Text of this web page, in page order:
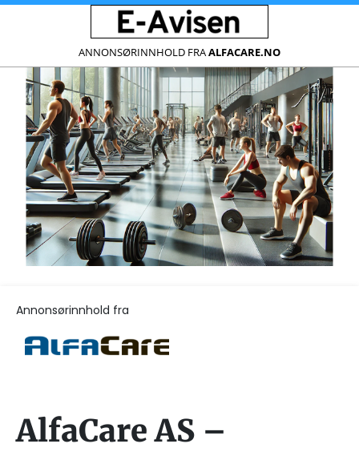
ANNONSØRINNHOLD FRAALFACARE.NO
Annonsørinnhold fra
AlfaCare AS –